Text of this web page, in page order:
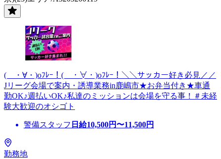
( ・∀・)oﾌﾚｰ！( ・∀・)oﾌﾚｰ！＼＼サッカー好き必見／／
Jリーグ会場で案内・誘導業務in鹿嶋市★お弁当付き★車通
勤OK♪週払いOK♪私達のミッションは会場を守る事！＃未経
験大歓迎のオシゴト
警備スタッフ 日給10,500円〜11,500円
勤務地